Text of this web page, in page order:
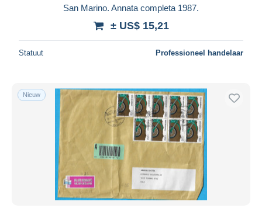
San Marino. Annata completa 1987.
± US$ 15,21
Statuut Professioneel handelaar
Nieuw